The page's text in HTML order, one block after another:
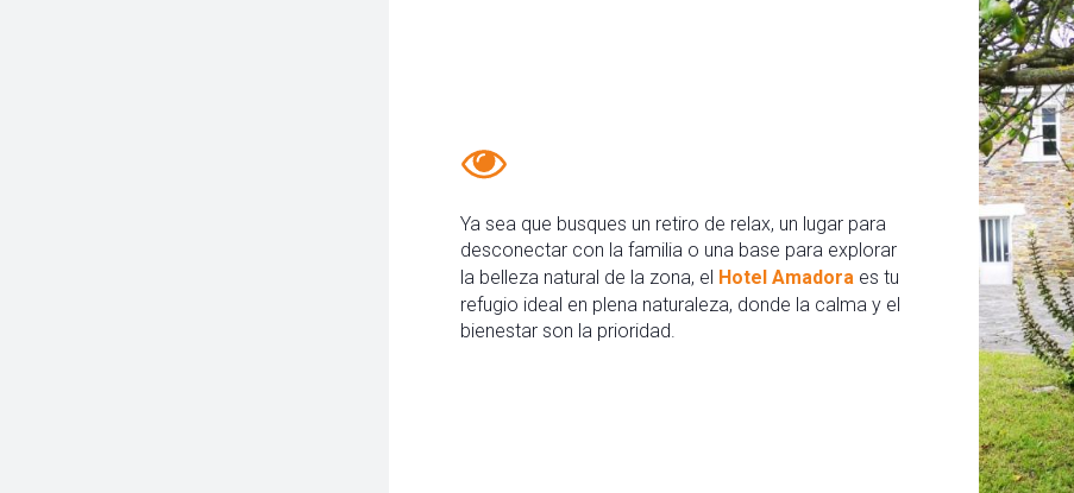
Ya sea que busques un retiro de relax, un lugar para
desconectar con la familia o una base para explorar
la belleza natural de la zona, el Hotel Amadora es tu
refugio ideal en plena naturaleza, donde la calma y el
bienestar son la prioridad.